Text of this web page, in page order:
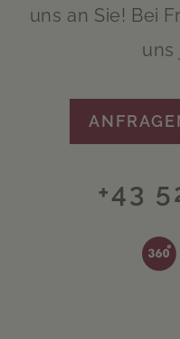
uns an Sie! Bei
uns
+43